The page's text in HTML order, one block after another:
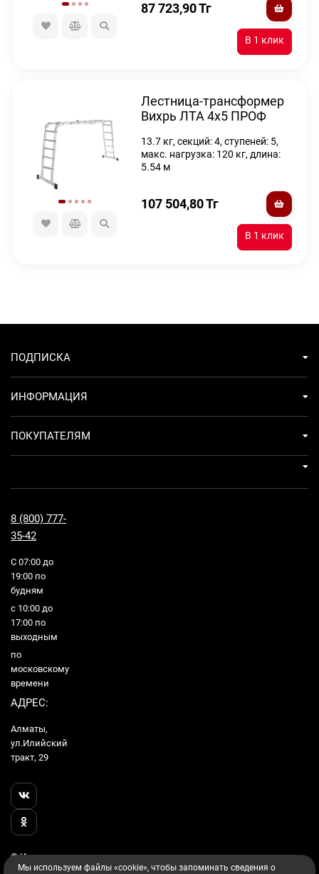
87 723,90Тг
Лестница-трансформер
Вихрь ЛТА 4х5 ПРОФ
13.7 кг, секций: 4, ступеней: 5,
макс. нагрузка: 120 кг, длина:
5.54 м
107 504,80Тг
ПОДПИСКА
ИНФОРМАЦИЯ
ПОКУПАТЕЛЯМ
8 (800) 777-
35-42
С 07:00 до
19:00 по
будням
с 10:00 до
17:00 по
выходным
по
московскому
времени
АДРЕС:
Алматы,
ул.Илийский
тракт, 29
© Интернет
Гипермаркет
Мы используем файлы «cookie», чтобы запоминать сведения о